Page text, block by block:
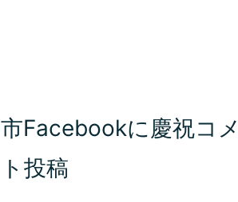
市Facebookに慶祝コ
ト投稿